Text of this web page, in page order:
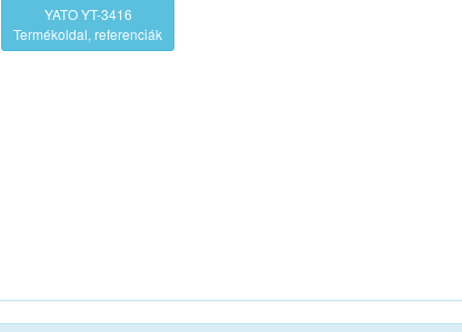
YATO YT-3416
Termékoldal, referenciák